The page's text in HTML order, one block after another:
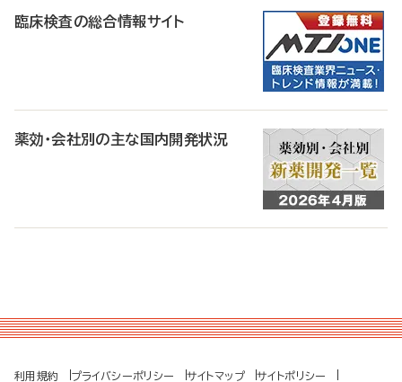
臨床検査の総合情報サイト
薬効・会社別の主な国内開発状況
利用規約 プライバシーポリシー サイトマップ サイトポリシー